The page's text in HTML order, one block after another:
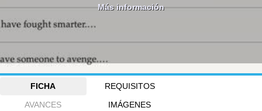
Más información
FICHA
REQUISITOS
AVANCES
IMÁGENES